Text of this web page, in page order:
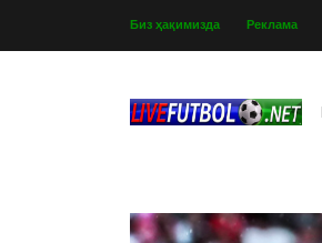
Биз ҳақимизда Реклама